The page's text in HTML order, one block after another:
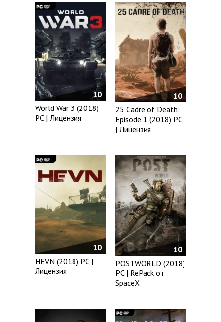
10
World War 3 (2018)
PC | Лицензия
10
25 Cadre of Death:
Episode 1 (2018) PC
| Лицензия
10
HEVN (2018) PC |
Лицензия
10
POSTWORLD (2018)
PC | RePack от
SpaceX